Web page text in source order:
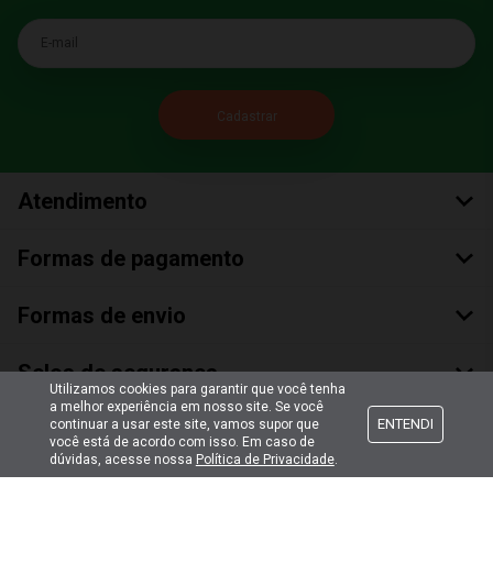
E-mail
Atendimento
Formas de pagamento
Formas de envio
Selos de segurança
Utilizamos cookies para garantir que você tenha
a melhor experiência em nosso site. Se você
continuar a usar este site, vamos supor que
você está de acordo com isso. Em caso de
dúvidas, acesse nossa Política de Privacidade.
ENTENDI